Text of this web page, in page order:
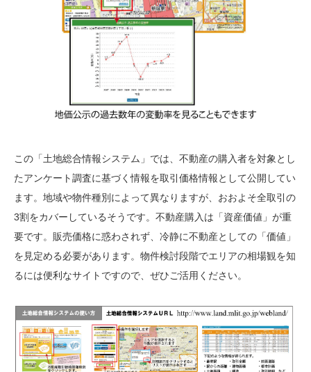
この「土地総合情報システム」では、不動産の購入者を対象とし
たアンケート調査に基づく情報を取引価格情報として公開してい
ます。地域や物件種別によって異なりますが、おおよそ全取引の
3割をカバーしているそうです。不動産購入は「資産価値」が重
要です。販売価格に惑わされず、冷静に不動産としての「価値」
を見定める必要があります。物件検討段階でエリアの相場観を知
るには便利なサイトですので、ぜひご活用ください。